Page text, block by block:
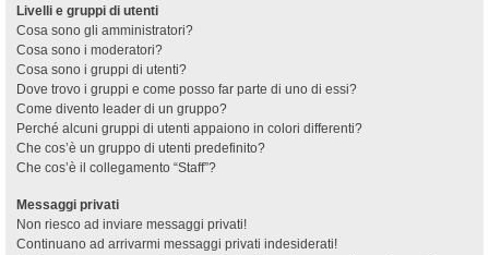
Livelli e gruppi di utenti
Cosa sono gli amministratori?
Cosa sono i moderatori?
Cosa sono i gruppi di utenti?
Dove trovo i gruppi e come posso far parte di uno di essi?
Come divento leader di un gruppo?
Perché alcuni gruppi di utenti appaiono in colori differenti?
Che cos’è un gruppo di utenti predefinito?
Che cos’è il collegamento “Staff”?
Messaggi privati
Non riesco ad inviare messaggi privati!
Continuano ad arrivarmi messaggi privati indesiderati!